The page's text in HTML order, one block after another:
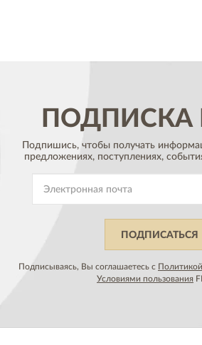
ПОДПИСКА
Подпишись, чтобы получать
предложениях, поступлениях,
ПОДПИСАТЬСЯ
Подписываясь, Вы соглашаетесь с
Условиями пользования